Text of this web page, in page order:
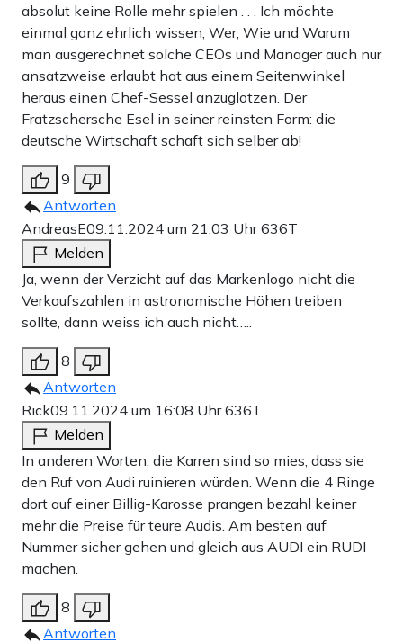
absolut keine Rolle mehr spielen . . . Ich möchte
einmal ganz ehrlich wissen, Wer, Wie und Warum
man ausgerechnet solche CEOs und Manager auch nur
ansatzweise erlaubt hat aus einem Seitenwinkel
heraus einen Chef-Sessel anzuglotzen. Der
Fratzschersche Esel in seiner reinsten Form: die
deutsche Wirtschaft schaft sich selber ab!
9
Antworten
AndreasE09.11.2024 um 21:03 Uhr636T
Melden
Ja, wenn der Verzicht auf das Markenlogo nicht die
Verkaufszahlen in astronomische Höhen treiben
sollte, dann weiss ich auch nicht…..
8
Antworten
Rick09.11.2024 um 16:08 Uhr636T
Melden
In anderen Worten, die Karren sind so mies, dass sie
den Ruf von Audi ruinieren würden. Wenn die 4 Ringe
dort auf einer Billig-Karosse prangen bezahl keiner
mehr die Preise für teure Audis. Am besten auf
Nummer sicher gehen und gleich aus AUDI ein RUDI
machen.
8
Antworten